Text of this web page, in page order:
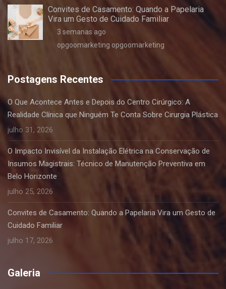
Convites de Casamento: Quando a Papelaria
Vira um Gesto de Cuidado Familiar
3 semanas ago
opgoomarketing opgoomarketing
Postagens Recentes
O Que Acontece Antes e Depois do Centro Cirúrgico: A
Realidade Clínica que Ninguém Te Conta Sobre Cirurgia Plástica
julho 31, 2026
O Impacto Invisível da Instalação Elétrica na Conservação de
Insumos Magistrais: Técnico de Manutenção Preventiva em
Belo Horizonte
julho 25, 2026
Convites de Casamento: Quando a Papelaria Vira um Gesto de
Cuidado Familiar
julho 17, 2026
Galeria